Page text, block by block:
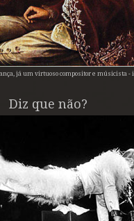
já um virtuoso compositor e músicista -
Diz que não?